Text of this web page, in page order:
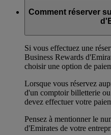
Comment réserver
Si vous effectuez une
Business Rewards
choisir une option de
Lorsque vous réservez
d'un comptoir billetterie
devez effectuer votre
Pensez à mentionner le
d'Emirates de votre